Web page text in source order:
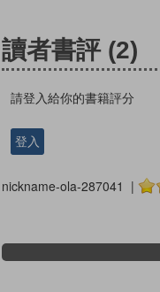
讀者書評 (2)
請登入給你的書籍評分
登入
nickname-ola-287041 |